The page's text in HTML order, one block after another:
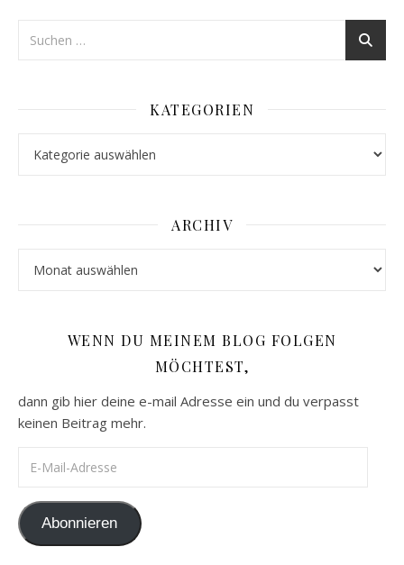
KATEGORIEN
ARCHIV
WENN DU MEINEM BLOG FOLGEN
MÖCHTEST,
dann gib hier deine e-mail Adresse ein und du verpasst
keinen Beitrag mehr.
Abonnieren